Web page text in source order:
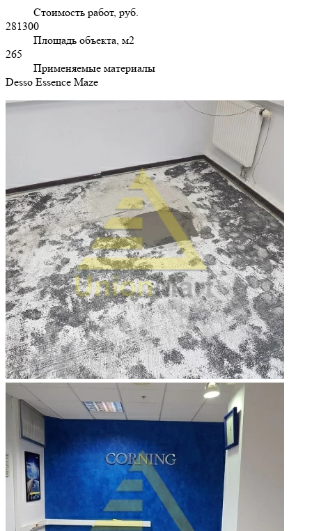
Стоимость работ, руб.
281300
Площадь объекта, м2
265
Применяемые материалы
Desso Essence Maze